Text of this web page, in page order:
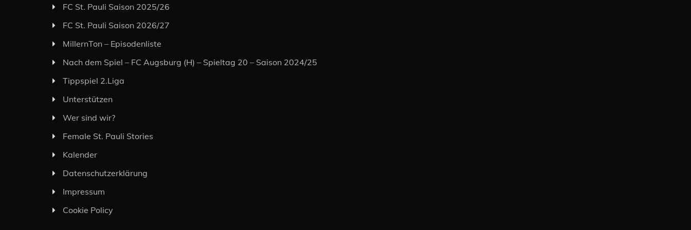
FC St. Pauli Saison 2025/26
FC St. Pauli Saison 2026/27
MillernTon – Episodenliste
Nach dem Spiel – FC Augsburg (H) – Spieltag 20 – Saison 2024/25
Tippspiel 2.Liga
Unterstützen
Wer sind wir?
Female St. Pauli Stories
Kalender
Datenschutzerklärung
Impressum
Cookie Policy